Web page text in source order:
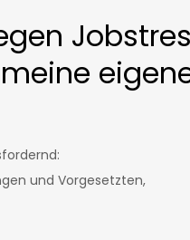
und Vorgesetzten,